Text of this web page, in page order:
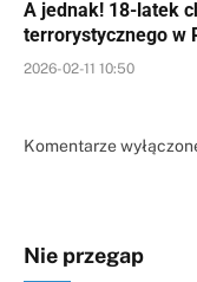
A jednak! 18-latek
terrorystycznego w
2026-02-11 10:50
Komentarze
Nie przegap